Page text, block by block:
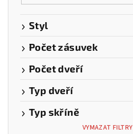
Styl
Počet zásuvek
Počet dveří
Typ dveří
Typ skříně
VYMAZAT FILTRY